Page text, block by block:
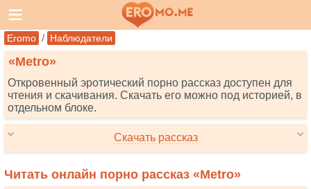
Eromo / Наблюдатели
«Metro»
Откровенный эротический порно рассказ доступен для
чтения и скачивания. Скачать его можно под историей, в
отдельном блоке.
Скачать рассказ
Читать онлайн порно рассказ «Metro»